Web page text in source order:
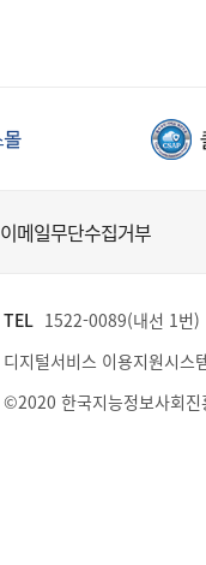
이메일무단수집거부
TEL 1522-0089(내선 1번
디지털서비스 이용지원시스
©2020 한국지능정보사회진